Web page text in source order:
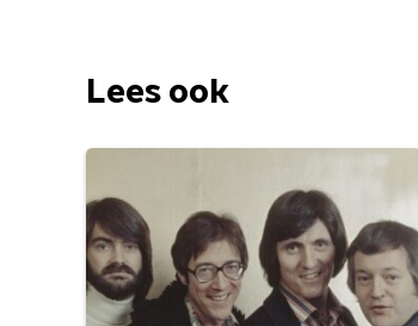
Lees ook